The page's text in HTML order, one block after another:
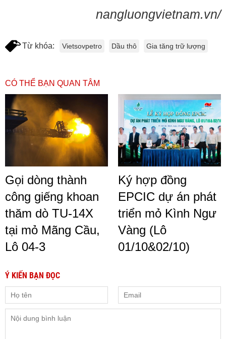
nangluongvietnam.vn/
Từ khóa: Vietsovpetro Dầu thô Gia tăng trữ lượng
CÓ THỂ BẠN QUAN TÂM
Gọi dòng thành
công giếng khoan
thăm dò TU-14X
tại mỏ Mãng Cầu,
Lô 04-3
Ký hợp đồng
EPCIC dự án phát
triển mỏ Kình Ngư
Vàng (Lô
01/10&02/10)
Ý KIẾN BẠN ĐỌC